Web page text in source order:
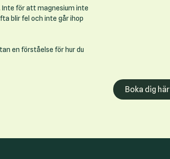
för att magnesium inte
blir fel och inte går ihop
en förståelse för hur du
Boka dig här